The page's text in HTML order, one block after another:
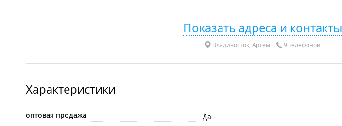
Показать адреса и контакты
Владивосток, Артём 9 телефонов
Характеристики
оптовая продажа Да